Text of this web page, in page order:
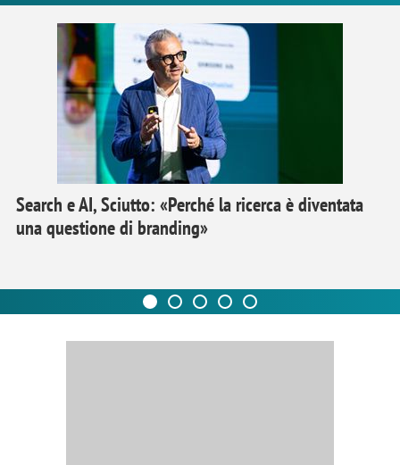
Search e AI, Sciutto: «Perché la ricerca è diventata
una questione di branding»